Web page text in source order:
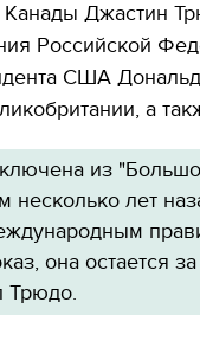
Джастин
Российской
США
а
из
несколько лет
она остается
Трюдо.